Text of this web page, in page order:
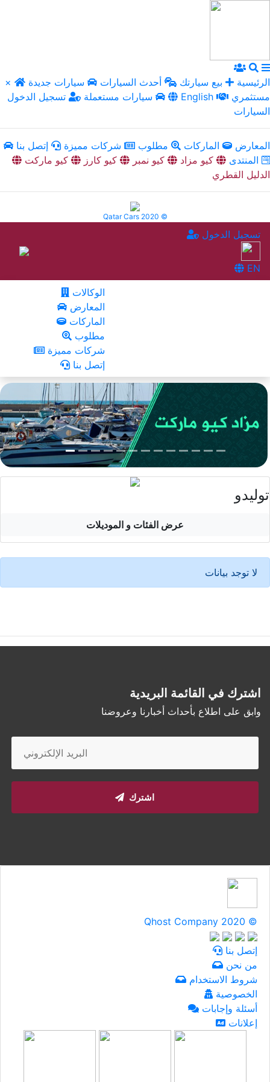
× الرئيسية بيع سيارتك أحدث السيارات
سيارات جديدة
سيارات مستعملة
تسجيل الدخول English
السيارات
المعارض الماركات مطلوب شركات مميزة
إتصل بنا
المنتدى
كيو مزاد كيو نمبر كيو كارز
كيو ماركت
الدليل القطري
Qatar Cars 2020 ©
تسجيل الدخول
EN
الوكالات
المعارض
الماركات
مطلوب
شركات مميزة
إتصل بنا
توليدو
عرض الفئات و الموديلات
لا توجد بيانات
اشترك في القائمة البريدية
وابق على اطلاع بأحداث أخبارنا وعروضنا
اشترك
Qhost Company 2020 ©
إتصل بنا
من نحن
شروط الاستخدام
الخصوصية
أسئلة وإجابات
إعلانات